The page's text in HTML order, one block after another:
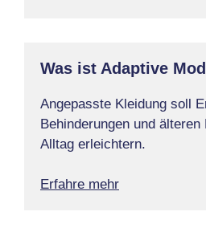
Was ist Adaptive
Angepasste Kleidung soll
Behinderungen und älteren
Alltag erleichtern.
Erfahre mehr